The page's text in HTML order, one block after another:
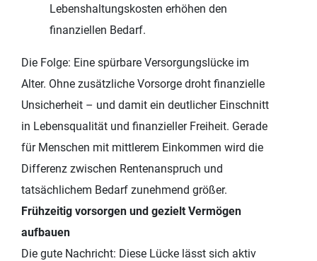
Lebenshaltungskosten erhöhen den
finanziellen Bedarf.
Die Folge: Eine spürbare Versorgungslücke im
Alter. Ohne zusätzliche Vorsorge droht finanzielle
Unsicherheit – und damit ein deutlicher Einschnitt
in Lebensqualität und finanzieller Freiheit. Gerade
für Menschen mit mittlerem Einkommen wird die
Differenz zwischen Rentenanspruch und
tatsächlichem Bedarf zunehmend größer.
Frühzeitig vorsorgen und gezielt Vermögen
aufbauen
Die gute Nachricht: Diese Lücke lässt sich aktiv